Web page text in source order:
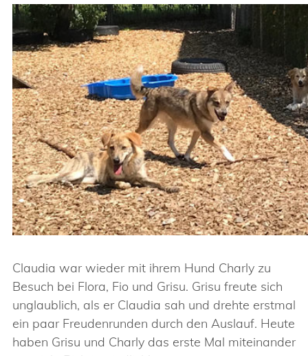
Claudia war wieder mit ihrem Hund Charly zu
Besuch bei Flora, Fio und Grisu. Grisu freute sich
unglaublich, als er Claudia sah und drehte erstmal
ein paar Freudenrunden durch den Auslauf. Heute
haben Grisu und Charly das erste Mal miteinander